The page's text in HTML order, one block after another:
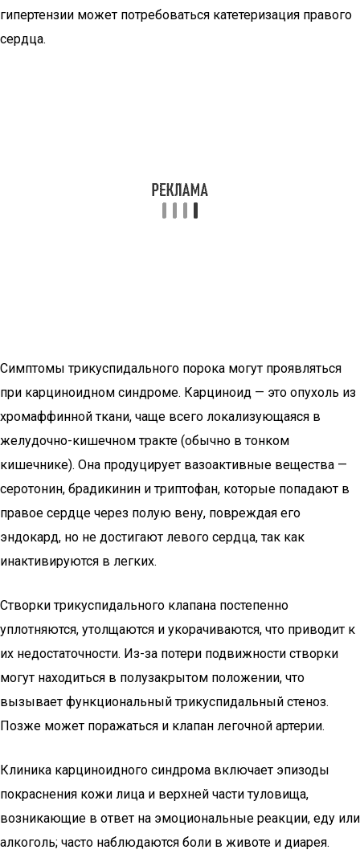
гипертензии может потребоваться катетеризация правого
сердца.
Симптомы трикуспидального порока могут проявляться
при карциноидном синдроме. Карциноид — это опухоль из
хромаффинной ткани, чаще всего локализующаяся в
желудочно-кишечном тракте (обычно в тонком
кишечнике). Она продуцирует вазоактивные вещества —
серотонин, брадикинин и триптофан, которые попадают в
правое сердце через полую вену, повреждая его
эндокард, но не достигают левого сердца, так как
инактивируются в легких.
Створки трикуспидального клапана постепенно
уплотняются, утолщаются и укорачиваются, что приводит к
их недостаточности. Из-за потери подвижности створки
могут находиться в полузакрытом положении, что
вызывает функциональный трикуспидальный стеноз.
Позже может поражаться и клапан легочной артерии.
Клиника карциноидного синдрома включает эпизоды
покраснения кожи лица и верхней части туловища,
возникающие в ответ на эмоциональные реакции, еду или
алкоголь; часто наблюдаются боли в животе и диарея.